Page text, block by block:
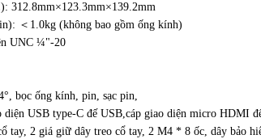
312.8mm×123.3mm×139.2mm
＜1.0kg (không bao gồm ống kính)
UNC ¼"-20
bọc ống kính, pin, sạc pin,
diện USB type-C đế USB,cáp giao diện micro HDMI
tay, 2 giá giữ dây treo cổ tay, 2 M4 * 8 ốc, dây bảo